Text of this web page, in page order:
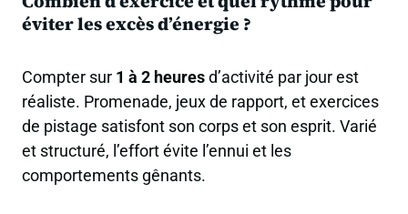
éviter les excès d’énergie ?
Compter sur 1 à 2 heuresd’activité par jour est
réaliste. Promenade, jeux de rapport, et exercices
de pistage satisfont son corps et son esprit. Varié
et structuré, l’effort évite l’ennui et les
comportements gênants.